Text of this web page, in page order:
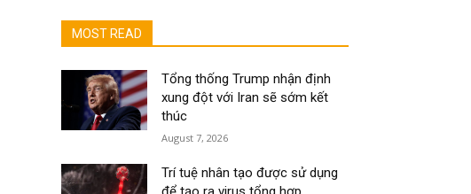
MOST READ
Tổng thống Trump nhận định
xung đột với Iran sẽ sớm kết
thúc
August 7, 2026
Trí tuệ nhân tạo được sử dụng